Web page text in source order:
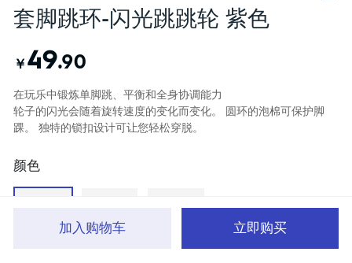
套脚跳环-闪光跳跳轮 紫色
￥ 49.90
在玩乐中锻炼单脚跳、平衡和全身协调能力
轮子的闪光会随着旋转速度的变化而变化。 圆环的泡棉可保护脚
踝。 独特的锁扣设计可让您轻松穿脱。
颜色
加入购物车 立即购买